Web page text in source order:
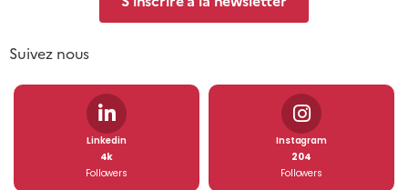
Suivez nous
Linkedin
4k
Followers
Instagram
204
Followers